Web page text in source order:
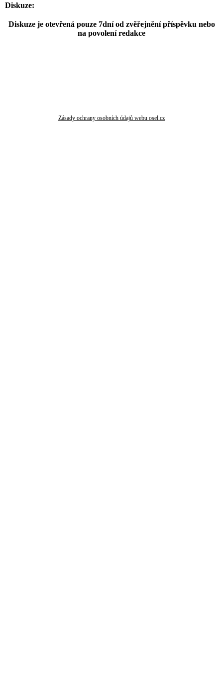
Diskuze:
Diskuze je otevřená pouze 7dní od zvěřejnění příspěvku nebo
na povolení redakce
Zásady ochrany osobních údajů webu osel.cz